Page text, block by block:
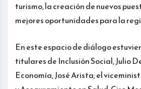
turismo, la creación de nuevos
mejores oportunidades para la
En este espacio de diálogo
titulares de Inclusión Social, Julio
Economía, José Arista; el